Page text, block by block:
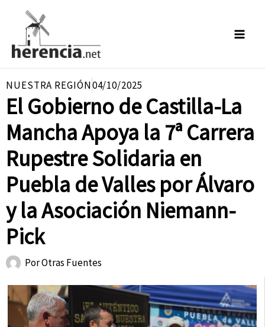
contenido
NUESTRA REGIÓN04/10/2025
El Gobierno de Castilla-La
Mancha Apoya la 7ª Carrera
Rupestre Solidaria en
Puebla de Valles por Álvaro
y la Asociación Niemann-
Pick
PorOtras Fuentes